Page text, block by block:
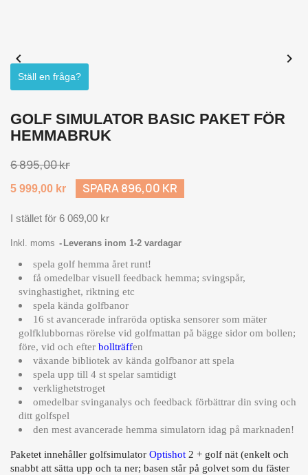
Ställ en fråga?
 
GOLF SIMULATOR BASIC PAKET FÖR
HEMMABRUK
6 895,00 kr
5 999,00 kr SPARA 896,00 KR
I stället för 6 069,00 kr
Inkl. moms Leverans inom 1-2 vardagar
spela golf hemma året runt!
få omedelbar visuell feedback hemma; svingspår,
svinghastighet, riktning etc
spela kända golfbanor
16 st avancerade infraröda optiska sensorer som mäter
golfklubbornas rörelse vid golfmattan på bägge sidor om bollen;
före, vid och efter bollträffen
växande bibliotek av kända golfbanor att spela
spela upp till 4 st spelar samtidigt
verklighetstroget
omedelbar svinganalys och feedback förbättrar din sving och
ditt golfspel
den mest avancerade hemma simulatorn idag på marknaden!
Paketet innehåller golfsimulator Optishot 2 + golf nät (enkelt och
snabbt att sätta upp och ta ner; basen står på golvet som du fäster